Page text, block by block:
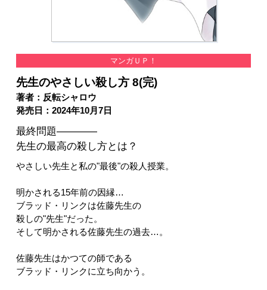
マンガＵＰ！
先生のやさしい殺し方 8(完)
著者：反転シャロウ
発売日：2024年10月7日
最終問題――――
先生の最高の殺し方とは？
やさしい先生と私の"最後"の殺人授業。
明かされる15年前の因縁…
ブラッド・リンクは佐藤先生の
殺しの"先生"だった。
そして明かされる佐藤先生の過去…。
佐藤先生はかつての師である
ブラッド・リンクに立ち向かう。